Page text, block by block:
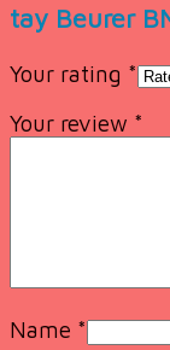
tay Beurer
Your rating *
Your review *
Name *